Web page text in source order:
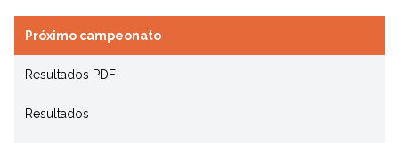
Próximo campeonato
Resultados PDF
Resultados